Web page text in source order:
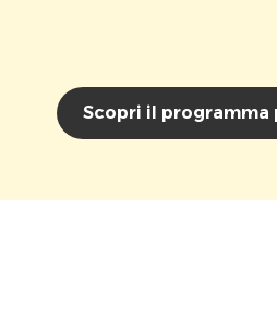
Scopri il